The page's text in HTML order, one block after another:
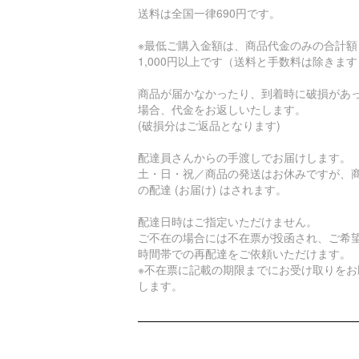
送料は全国一律690円です。
※最低ご購入金額は、商品代金のみの合計額
1,000円以上です（送料と手数料は除きます
商品が届かなかったり、到着時に破損があ
場合、代金をお返しいたします。
(破損分はご返品となります)
配達員さんからの手渡しでお届けします。
土・日・祝／商品の発送はお休みですが、
の配達 (お届け) はされます。
配達日時はご指定いただけません。
ご不在の場合には不在票が投函され、ご希
時間帯での再配達をご依頼いただけます。
※不在票に記載の期限までにお受け取りを
します。